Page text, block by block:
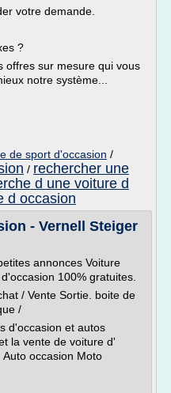
votre demande.
?
offres sur mesure qui vous
notre système...
de sport d'occasion /
/ rechercher une
d une voiture d
d occasion
- Vernell Steiger
annonces Voiture
100% gratuites.
/ Vente Sortie. boite de
/
d'occasion et autos
la vente de voiture d'
occasion Moto